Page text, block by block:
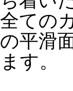
ての
平滑
す。